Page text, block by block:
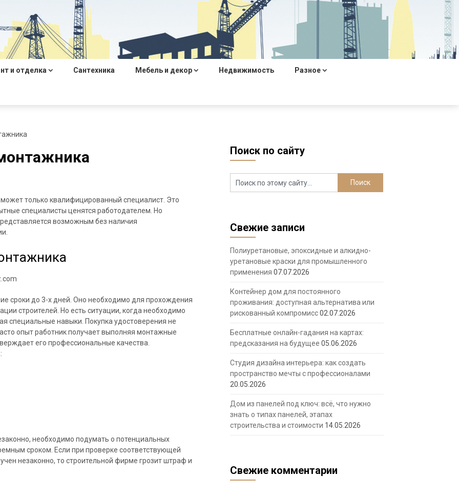
и отделка Сантехника Мебель и декор Недвижимость Разное
только квалифицированный специалист. Это
специалисты ценятся работодателем. Но
возможным без наличия
сроки до 3-х дней. Оно необходимо для прохождения
строителей. Но есть ситуации, когда необходимо
специальные навыки. Покупка удостоверения не
опыт работник получает выполняя монтажные
его профессиональные качества.
необходимо подумать о потенциальных
сроком. Если при проверке соответствующей
незаконно, то строительной фирме грозит штраф и
Поиск по сайту
Свежие записи
Полиуретановые, эпоксидные и алкидно-
уретановые краски для промышленного
применения 07.07.2026
Контейнер дом для постоянного
проживания: доступная альтернатива или
рискованный компромисс02.07.2026
Бесплатные онлайн-гадания на картах:
предсказания на будущее 05.06.2026
Студия дизайна интерьера: как создать
пространство мечты с профессионалами
20.05.2026
Дом из панелей под ключ: всё, что нужно
знать о типах панелей, этапах
строительства и стоимости 14.05.2026
Свежие комментарии